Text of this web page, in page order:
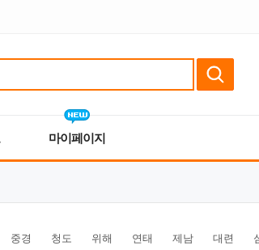
마이페이지
중경 청도 위해 연태 제남 대련